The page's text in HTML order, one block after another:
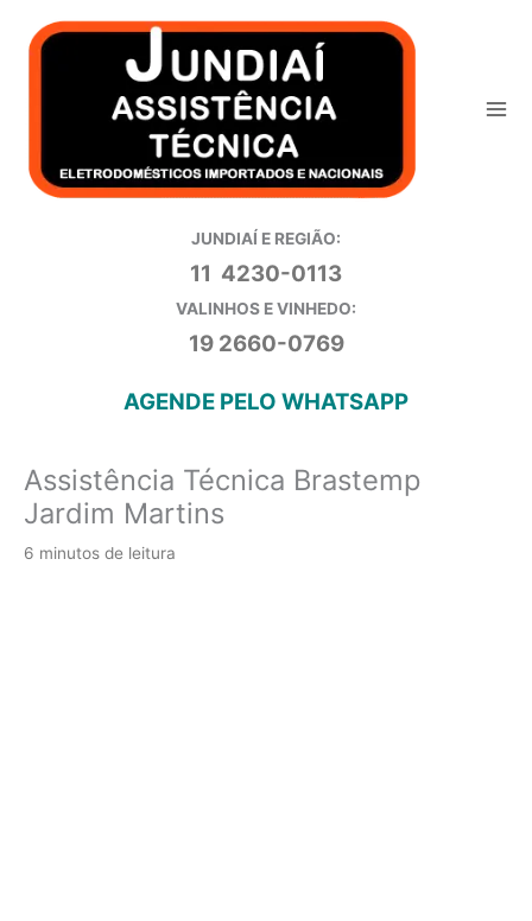
para
JUNDIAÍ E REGIÃO:
11 4230-0113
VALINHOS E VINHEDO:
19 2660-0769
AGENDE PELO WHATSAPP
Assistência Técnica Brastemp
Jardim Martins
6 minutos de leitura